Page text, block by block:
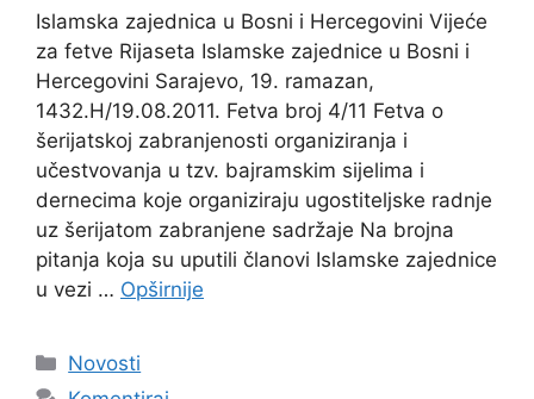
Islamska zajednica u Bosni i Hercegovini Vijeće
za fetve Rijaseta Islamske zajednice u Bosni i
Hercegovini Sarajevo, 19. ramazan,
1432.H/19.08.2011. Fetva broj 4/11 Fetva o
šerijatskoj zabranjenosti organiziranja i
učestvovanja u tzv. bajramskim sijelima i
dernecima koje organiziraju ugostiteljske radnje
uz šerijatom zabranjene sadržaje Na brojna
pitanja koja su uputili članovi Islamske zajednice
u vezi … Opširnije
Kategorije
Novosti